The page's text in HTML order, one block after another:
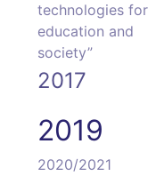
technologies for
education and
society”
2017
2019
2020/2021